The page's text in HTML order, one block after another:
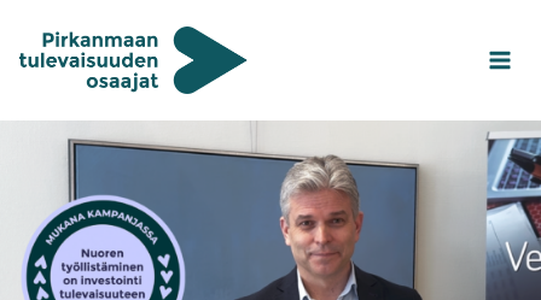
sisältöön